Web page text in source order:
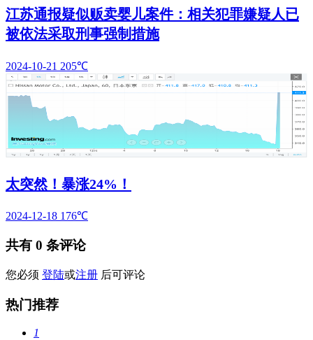
江苏通报疑似贩卖婴儿案件：相关犯罪嫌疑人已
被依法采取刑事强制措施
2024-10-21 205℃
太突然！暴涨24%！
2024-12-18 176℃
共有 0 条评论
您必须 登陆或注册 后可评论
热门推荐
1